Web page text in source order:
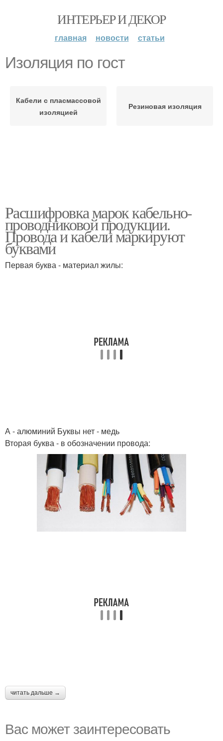
ИНТЕРЬЕР И ДЕКОР
главная новости статьи
Изоляция по гост
Кабели с пласмассовой
изоляцией
Резиновая изоляция
Расшифровка марок кабельно-
проводниковой продукции.
Провода и кабели маркируют
буквами
Первая буква - материал жилы:
А - алюминий Буквы нет - медь
Вторая буква - в обозначении провода:
читать дальше →
Вас может заинтересовать